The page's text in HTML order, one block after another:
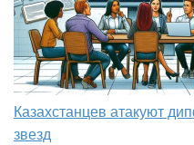
Казахстанцев атакуют
звезд